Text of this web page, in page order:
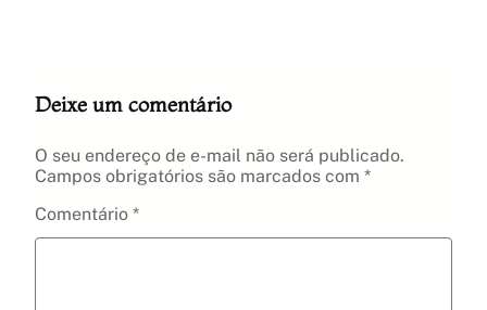
Deixe um comentário
O seu endereço de e-mail não será publicado.
Campos obrigatórios são marcados com *
Comentário *